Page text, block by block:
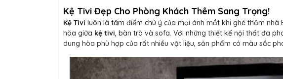
Kệ Tivi Đẹp Cho Phòng Khách Thêm Sang Trọng!
Kệ Tivi luôn là tâm điểm chú ý của mọi ánh mắt khi ghé thăm
hòa giữa kệ tivi , bàn trà và sofa. Với những thiết kế nội thất đa
dung hòa phù hợp của rất nhiều vật liệu, sản phẩm có màu sắc